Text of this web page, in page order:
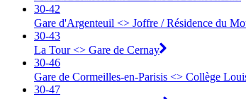
30-42
Gare d'Argenteuil <> ︎Joffre / Résidence du
30-43
La Tour <> ︎Gare de Cernay
30-46
Gare de Cormeilles-en-Parisis <> ︎Collège
30-47